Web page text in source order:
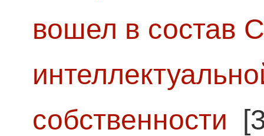
вошел в состав
собственности